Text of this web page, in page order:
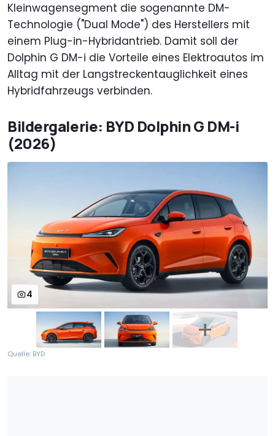
Kleinwagensegment die sogenannte DM-
Technologie ("Dual Mode") des Herstellers mit
einem Plug-in-Hybridantrieb. Damit soll der
Dolphin G DM-i die Vorteile eines Elektroautos im
Alltag mit der Langstreckentauglichkeit eines
Hybridfahrzeugs verbinden.
Bildergalerie: BYD Dolphin G DM-i
(2026)
4
Quelle: BYD